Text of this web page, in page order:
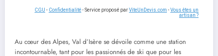
CGU - Confidentialité- Service proposé parViteUnDevis.com -Vous êtes un
artisan ?
Au cœur des Alpes, Val d’Isère se dévoile comme une station
incontournable, tant pour les passionnés de ski que pour les